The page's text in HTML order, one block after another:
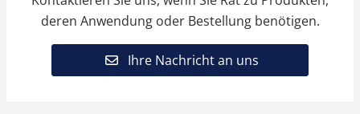
deren Anwendung oder Bestellung benötigen.
Ihre Nachricht an uns